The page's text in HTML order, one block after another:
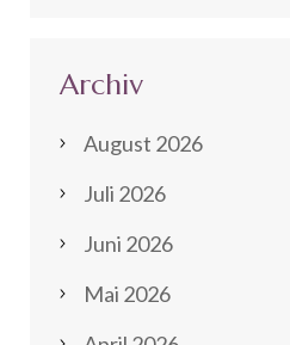
Archiv
August 2026
Juli 2026
Juni 2026
Mai 2026